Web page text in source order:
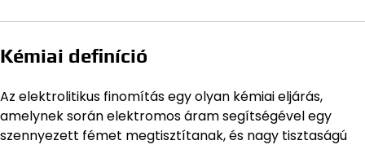
Kémiai definíció
Az elektrolitikus finomítás egy olyan kémiai eljárás,
amelynek során elektromos áram segítségével egy
szennyezett fémet megtisztítanak, és nagy tisztaságú